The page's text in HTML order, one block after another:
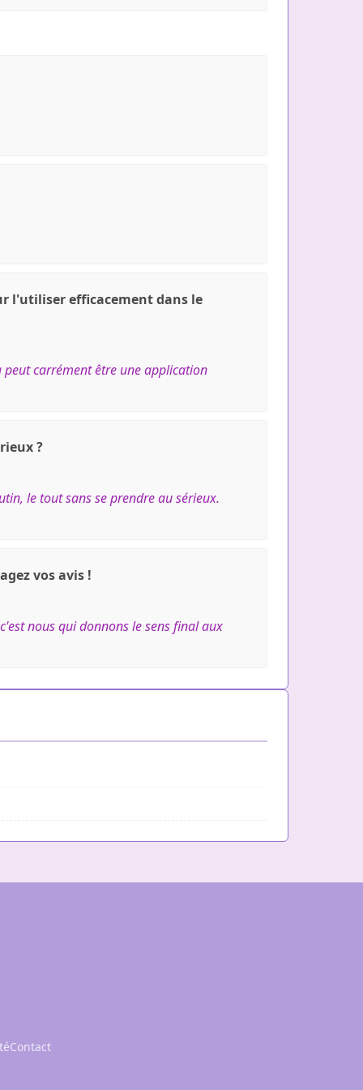
l'utiliser efficacement dans le
peut carrément être une application
?
le tout sans se prendre au sérieux.
vos avis !
nous qui donnons le sens final aux
Contact